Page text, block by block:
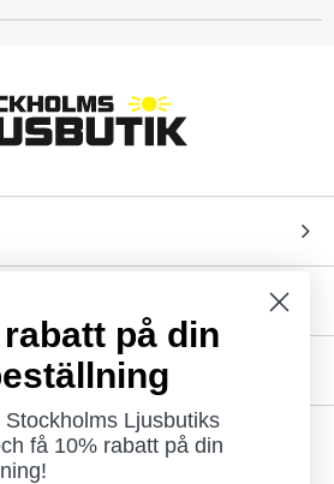
rabatt på din
Ljusbutiks
få 10% rabatt på din